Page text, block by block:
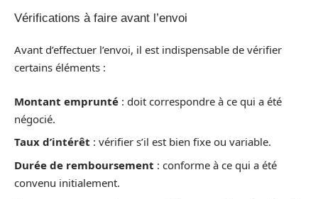
Vérifications à faire avant l’envoi
Avant d’effectuer l’envoi, il est indispensable de vérifier
certains éléments :
Montant emprunté : doit correspondre à ce qui a été
négocié.
Taux d’intérêt : vérifier s’il est bien fixe ou variable.
Durée de remboursement : conforme à ce qui a été
convenu initialement.